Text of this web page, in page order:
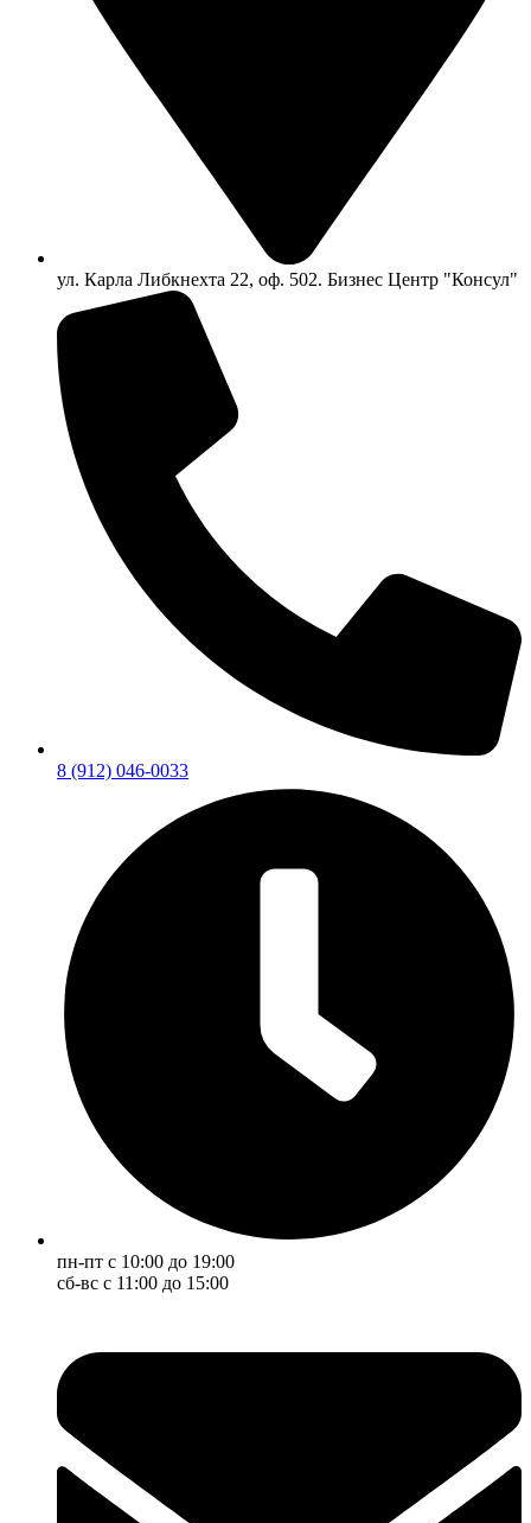
ул. Карла Либкнехта 22, оф. 502. Бизнес Центр "Консул"
8 (912) 046-0033
пн-пт с 10:00 до 19:00
сб-вс с 11:00 до 15:00